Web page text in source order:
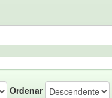
Ordenar